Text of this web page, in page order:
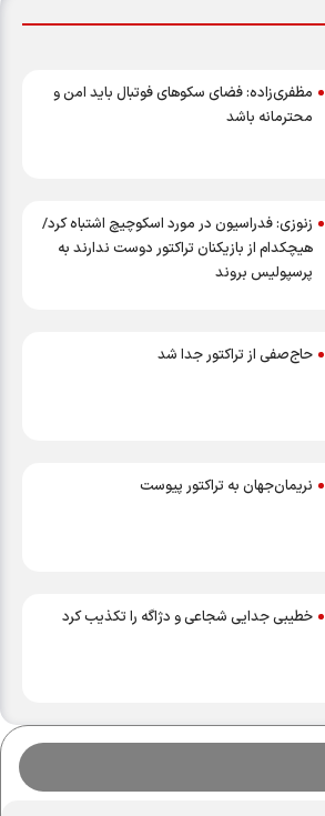
مظفری‌زاده: فضای سکوهای فوتبال باید امن و
محترمانه باشد
زنوزی‌: فدراسیون در مورد اسکوچیچ اشتباه کرد/
هیچکدام از بازیکنان تراکتور دوست ندارند به
پرسپولیس بروند
حاج‌صفی از تراکتور جدا شد
نریمان‌جهان به تراکتور پیوست
خطیبی جدایی شجاعی و دژاگه را تکذیب کرد